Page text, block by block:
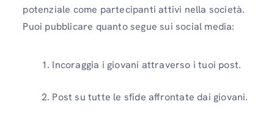
potenziale come partecipanti attivi nella società.
Puoi pubblicare quanto segue sui social media:
Incoraggia i giovani attraverso i tuoi post.
Post su tutte le sfide affrontate dai giovani.